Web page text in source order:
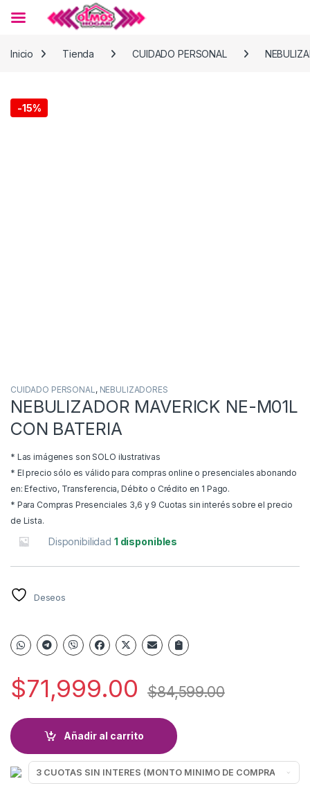
Inicio
Tienda CUIDADO PERSONAL
-15%
CUIDADO PERSONAL , NEBULIZADORES
NEBULIZADOR MAVERICK NE-M01L
CON BATERIA
* Las imágenes son SOLO ilustrativas
* El precio sólo es válido para compras online o presenciales abonando
en: Efectivo, Transferencia, Débito o Crédito en 1 Pago.
* Para Compras Presenciales 3,6 y 9 Cuotas sin interés sobre el precio
de Lista.
Disponibilidad 1 disponibles
Deseos
$71,999.00 $84,599.00
Añadir al carrito